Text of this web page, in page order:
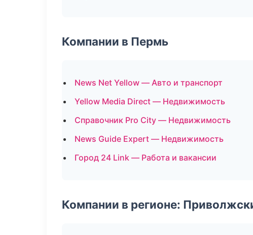
Компании в Пермь
News Net Yellow — Авто и транспорт
Yellow Media Direct — Недвижимость
Справочник Pro City — Недвижимость
News Guide Expert — Недвижимость
Город 24 Link — Работа и вакансии
Компании в регионе: